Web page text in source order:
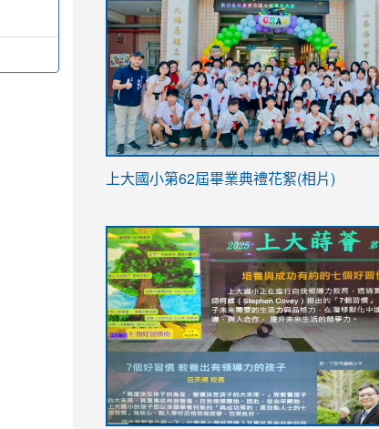
link
YfDQppRvyMk686kIw6SBbssEIZ6WnT/
usp=sharing
上大國小第62屆畢業典禮花絮(相片)
to
https://drive.google.com/file/d/1I-
YfDQppRvyMk686kIw6SBbssEIZ6WnT/
usp=sharing
to
https://sites.google.com/stes.tyc.edu.tw/